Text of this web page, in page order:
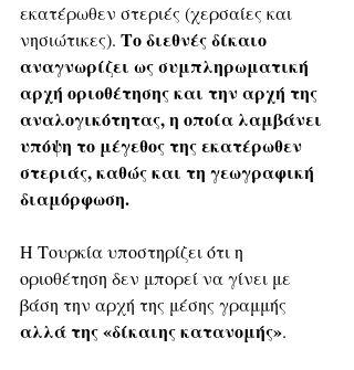
εκατέρωθεν στεριές (χερσαίες και
νησιώτικες). Το διεθνές δίκαιο
αναγνωρίζει ως συμπληρωματική
αρχή οριοθέτησης και την αρχή της
αναλογικότητας, η οποία λαμβάνει
υπόψη το μέγεθος της εκατέρωθεν
στεριάς, καθώς και τη γεωγραφική
διαμόρφωση.
Η Τουρκία υποστηρίζει ότι η
οριοθέτηση δεν μπορεί να γίνει με
βάση την αρχή της μέσης γραμμής
αλλά της «δίκαιης κατανομής».